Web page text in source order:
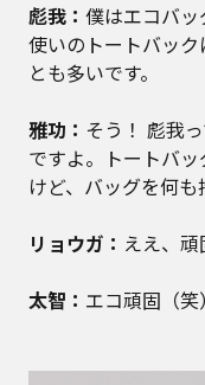
彪我： 僕はエコバ
使いのトートバッ
とも多いです。
雅功： そう！ 彪我
ですよ。トートバ
けど、バッグを何
リョウガ： ええ、頑
太智： エコ頑固（笑